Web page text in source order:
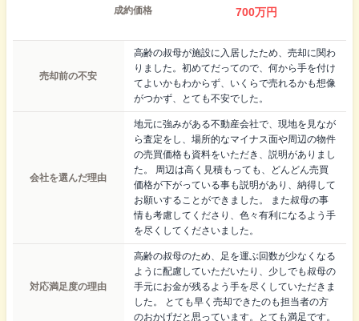
成約価格 700万円
売却前の不安
高齢の叔母が施設に入居したため、売却に関わ
りました。初めてだってので、何から手を付け
てよいかもわからず、いくらで売れるかも想像
がつかず、とても不安でした。
会社を選んだ理由
地元に強みがある不動産会社で、現地を見なが
ら査定をし、場所的なマイナス面や周辺の物件
の売買価格も資料をいただき、説明がありまし
た。 周辺は高く見積もっても、どんどん売買
価格が下がっている事も説明があり、納得して
お願いすることができました。 また叔母の事
情も考慮してくださり、色々有利になるよう手
を尽くしてくださいました。
対応満足度の理由
高齢の叔母のため、足を運ぶ回数が少なくなる
ように配慮していただいたり、少しでも叔母の
手元にお金が残るよう手を尽くしていただきま
した。 とても早く売却できたのも担当者の方
のおかげだと思っています。とても満足です。